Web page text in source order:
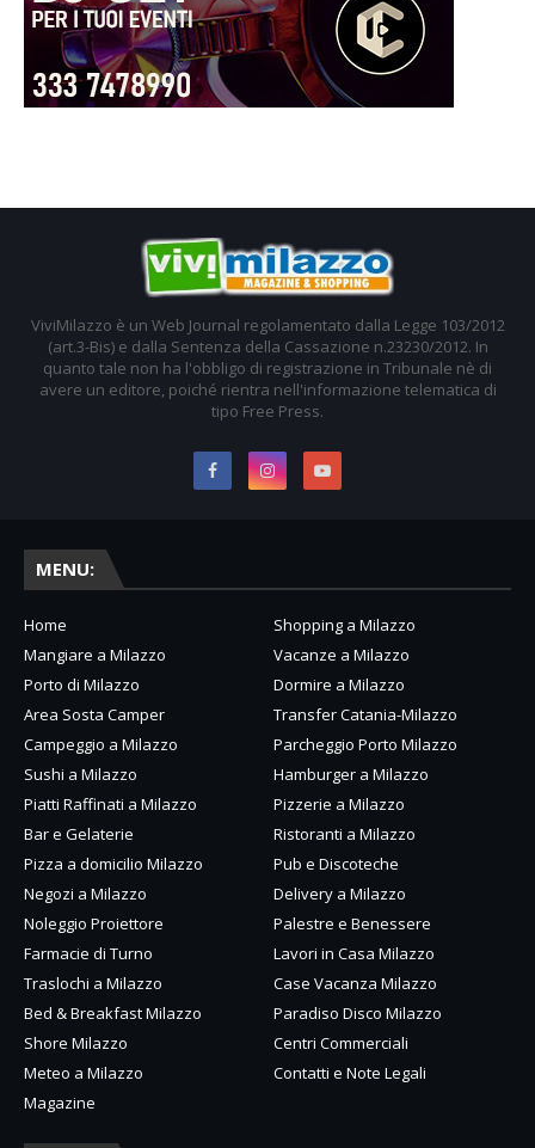
ViviMilazzo è un Web Journal regolamentato dalla Legge 103/2012
(art.3-Bis) e dalla Sentenza della Cassazione n.23230/2012. In
quanto tale non ha l'obbligo di registrazione in Tribunale nè di
avere un editore, poiché rientra nell'informazione telematica di
tipo Free Press.
MENU:
Home
Shopping a Milazzo
Mangiare a Milazzo
Vacanze a Milazzo
Porto di Milazzo
Dormire a Milazzo
Area Sosta Camper
Transfer Catania-Milazzo
Campeggio a Milazzo
Parcheggio Porto Milazzo
Sushi a Milazzo
Hamburger a Milazzo
Piatti Raffinati a Milazzo
Pizzerie a Milazzo
Bar e Gelaterie
Ristoranti a Milazzo
Pizza a domicilio Milazzo
Pub e Discoteche
Negozi a Milazzo
Delivery a Milazzo
Noleggio Proiettore
Palestre e Benessere
Farmacie di Turno
Lavori in Casa Milazzo
Traslochi a Milazzo
Case Vacanza Milazzo
Bed & Breakfast Milazzo
Paradiso Disco Milazzo
Shore Milazzo
Centri Commerciali
Meteo a Milazzo
Contatti e Note Legali
Magazine